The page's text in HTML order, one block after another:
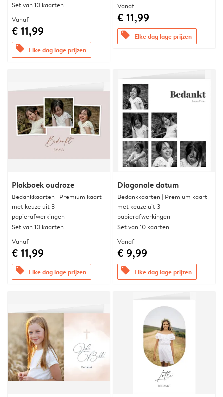
Set van 10 kaarten
Vanaf
€ 11,99
offers Elke dag lage prijzen
Vanaf
€ 11,99
offers Elke dag lage prijzen
Plakboek oudroze
Bedankkaarten | Premium kaart
met keuze uit 3
papierafwerkingen
Set van 10 kaarten
Vanaf
€ 11,99
offers Elke dag lage prijzen
Diagonale datum
Bedankkaarten | Premium kaart
met keuze uit 3
papierafwerkingen
Set van 10 kaarten
Vanaf
€ 9,99
offers Elke dag lage prijzen